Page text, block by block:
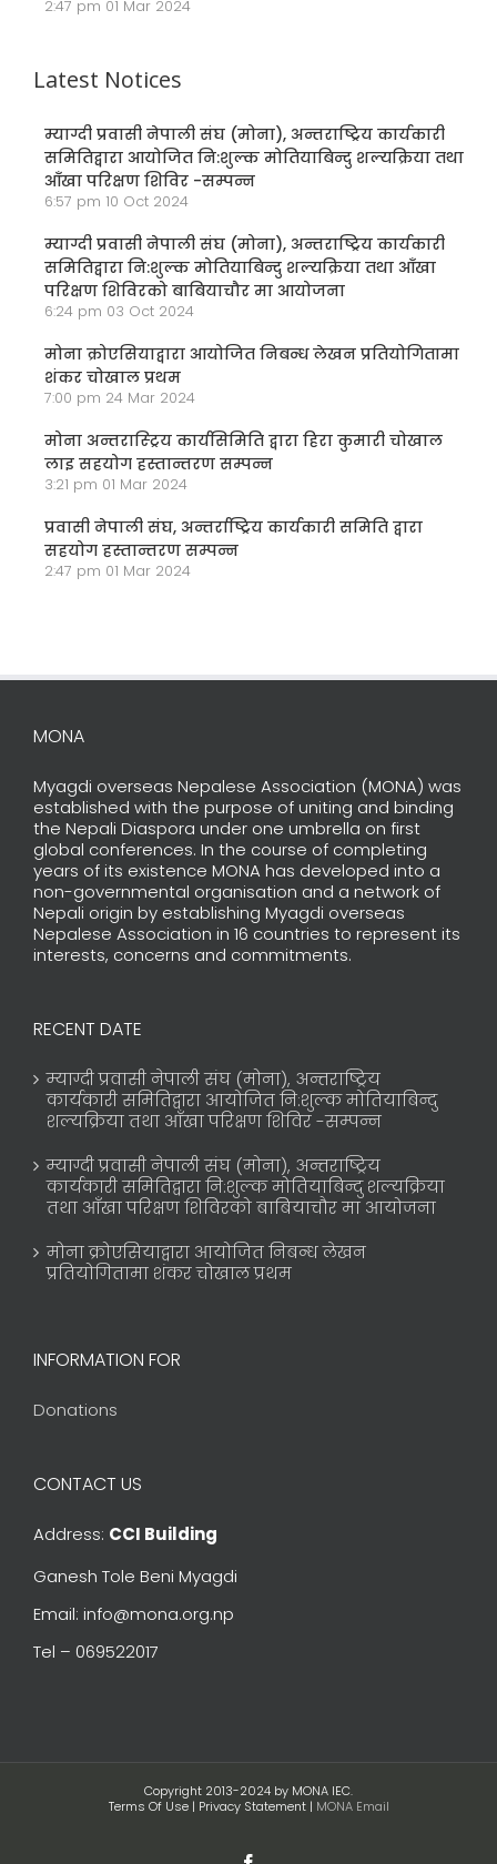
2:47 pm 01 Mar 2024
Latest Notices
म्याग्दी प्रवासी नेपाली संघ (मोना), अन्तराष्ट्रिय कार्यकारी
समितिद्वारा आयोजित नि:शुल्क मोतियाबिन्दु शल्यक्रिया तथा
आँखा परिक्षण शिविर -सम्पन्न
6:57 pm 10 Oct 2024
म्याग्दी प्रवासी नेपाली संघ (मोना), अन्तराष्ट्रिय कार्यकारी
समितिद्वारा नि:शुल्क मोतियाबिन्दु शल्यक्रिया तथा आँखा
परिक्षण शिविरको बाबियाचौर मा आयोजना
6:24 pm 03 Oct 2024
मोना क्रोएसियाद्वारा आयोजित निबन्ध लेखन प्रतियोगितामा
शंकर चोखाल प्रथम
7:00 pm 24 Mar 2024
मोना अन्तरास्ट्रिय कार्यसिमिति द्वारा हिरा कुमारी चोखाल
लाइ सहयोग हस्तान्तरण सम्पन्न
3:21 pm 01 Mar 2024
प्रवासी नेपाली संघ, अन्तर्राष्ट्रिय कार्यकारी समिति द्वारा
सहयोग हस्तान्तरण सम्पन्न
2:47 pm 01 Mar 2024
MONA
Myagdi overseas Nepalese Association (MONA) was
established with the purpose of uniting and binding
the Nepali Diaspora under one umbrella on first
global conferences. In the course of completing
years of its existence MONA has developed into a
non-governmental organisation and a network of
Nepali origin by establishing Myagdi overseas
Nepalese Association in 16 countries to represent its
interests, concerns and commitments.
RECENT DATE
म्याग्दी प्रवासी नेपाली संघ (मोना), अन्तराष्ट्रिय
कार्यकारी समितिद्वारा आयोजित नि:शुल्क मोतियाबिन्दु
शल्यक्रिया तथा आँखा परिक्षण शिविर -सम्पन्न
म्याग्दी प्रवासी नेपाली संघ (मोना), अन्तराष्ट्रिय
कार्यकारी समितिद्वारा नि:शुल्क मोतियाबिन्दु शल्यक्रिया
तथा आँखा परिक्षण शिविरको बाबियाचौर मा आयोजना
मोना क्रोएसियाद्वारा आयोजित निबन्ध लेखन
प्रतियोगितामा शंकर चोखाल प्रथम
INFORMATION FOR
Donations
CONTACT US
Address: CCI Building
Ganesh Tole Beni Myagdi
Email: info@mona.org.np
Tel – 069522017
Copyright 2013-2024 by MONA IEC.
Terms Of Use | Privacy Statement | MONA Email